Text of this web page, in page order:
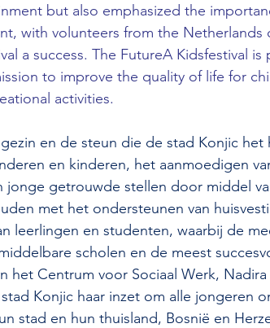
but also emphasized the
with volunteers from the Netherlands
a success. The FutureA Kidsfestival is
to improve the quality of life for
activities.
en de steun die de stad Konjic het
en kinderen, het aanmoedigen
jonge getrouwde stellen door middel
met het ondersteunen van
leerlingen en studenten, waarbij de
scholen en de meest
het Centrum voor Sociaal Werk,
Konjic haar inzet om alle jongeren
stad en hun thuisland, Bosnië en